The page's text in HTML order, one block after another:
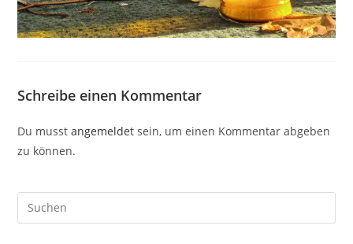
Schreibe einen Kommentar
Du musstangemeldet sein, um einen Kommentar abgeben
zu können.